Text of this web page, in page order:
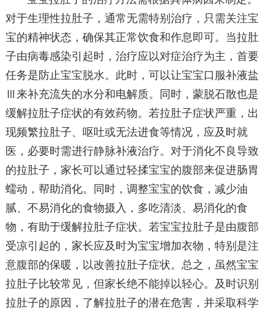
对于生理性拉肚子，通常无需特别治疗，只需关注宝
宝的精神状态，确保其正常饮食和作息即可。当拉肚
子由病毒感染引起时，治疗应以对症治疗为主，首要
任务是防止宝宝脱水。此时，可以让宝宝口服补液盐
Ⅲ来补充流失的水分和电解质。同时，蒙脱石散也是
缓解拉肚子症状的有效药物。若拉肚子症状严重，出
现频繁拉肚子、呕吐或无法进食等情况，应及时就
医，必要时需进行静脉补液治疗。对于消化不良导致
的拉肚子，家长可以通过轻揉宝宝的腹部来促进肠胃
蠕动，帮助消化。同时，调整宝宝的饮食，减少油
腻、不易消化的食物摄入，多吃清淡、易消化的食
物，有助于缓解拉肚子症状。若宝宝拉肚子是由腹部
受凉引起的，家长应及时为宝宝增加衣物，特别是注
意腹部的保暖，以改善拉肚子症状。总之，虽然宝宝
拉肚子比较常见，但家长绝不能掉以轻心。及时识别
拉肚子的原因，了解拉肚子的潜在危害，并采取科学